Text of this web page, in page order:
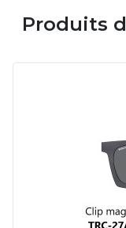
Produits